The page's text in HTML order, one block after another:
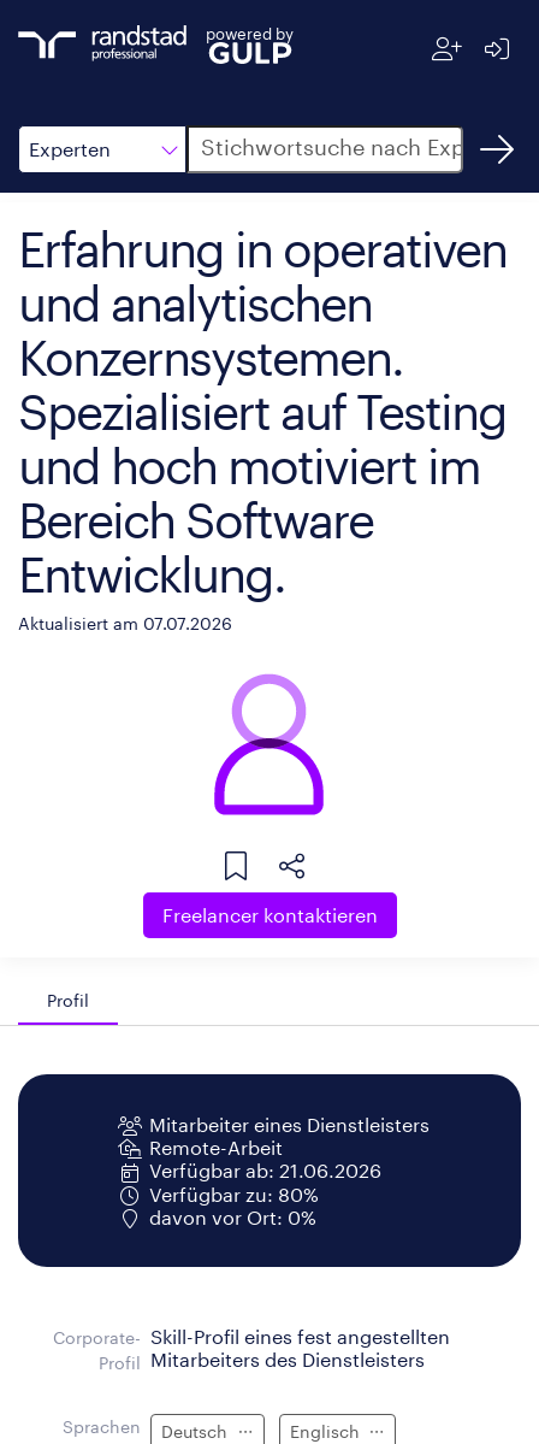
powered by
Experten
Suche
Erfahrung in operativen
und analytischen
Konzernsystemen.
Spezialisiert auf Testing
und hoch motiviert im
Bereich Software
Entwicklung.
Aktualisiert am 07.07.2026
Freelancer kontaktieren
Profil
Mitarbeiter eines Dienstleisters
Remote-Arbeit
Verfügbar ab: 21.06.2026
Verfügbar zu: 80%
davon vor Ort: 0%
Corporate-
Profil
Skill-Profil eines fest angestellten
Mitarbeiters des Dienstleisters
Sprachen Deutsch Englisch